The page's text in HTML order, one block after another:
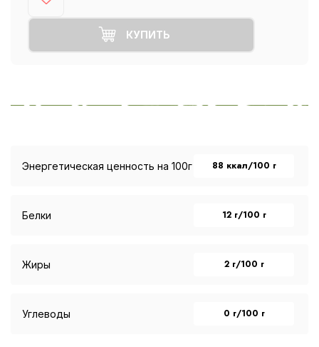
КУПИТЬ
Энергетическая ценность на 100г 88 ккал/100 г
Белки 12 г/100 г
Жиры 2 г/100 г
Углеводы 0 г/100 г